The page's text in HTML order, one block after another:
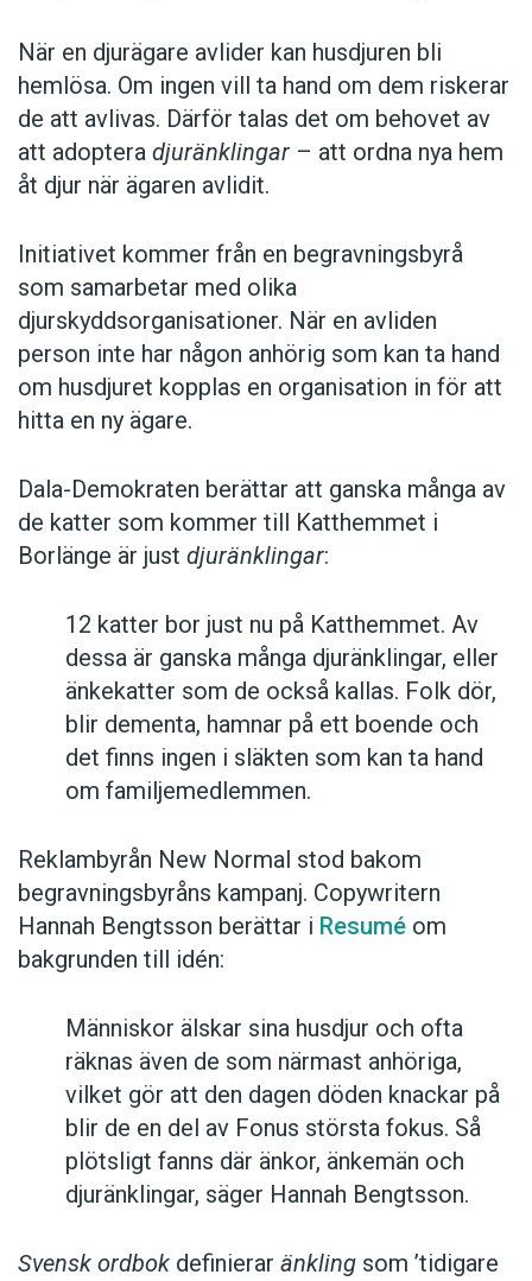
När en djurägare avlider kan husdjuren bli
hemlösa. Om ingen vill ta hand om dem riskerar
de att avlivas. Därför talas det om behovet av
att adoptera djuränklingar – att ordna nya hem
åt djur när ägaren avlidit.
Initiativet kommer från en begravningsbyrå
som samarbetar med olika
djurskyddsorganisationer. När en avliden
person inte har någon anhörig som kan ta hand
om husdjuret kopplas en organisation in för att
hitta en ny ägare.
Dala-Demokraten berättar att ganska många av
de katter som kommer till Katthemmet i
Borlänge är just djuränklingar:
12 katter bor just nu på Katthemmet. Av
dessa är ganska många djuränklingar, eller
änkekatter som de också kallas. Folk dör,
blir dementa, hamnar på ett boende och
det finns ingen i släkten som kan ta hand
om familjemedlemmen.
Reklambyrån New Normal stod bakom
begravningsbyråns kampanj. Copywritern
Hannah Bengtsson berättar i Resumé om
bakgrunden till idén:
Människor älskar sina husdjur och ofta
räknas även de som närmast anhöriga,
vilket gör att den dagen döden knackar på
blir de en del av Fonus största fokus. Så
plötsligt fanns där änkor, änkemän och
djuränklingar, säger Hannah Bengtsson.
Svensk ordbok definierar änkling som ’tidigare